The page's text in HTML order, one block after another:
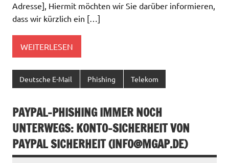
Adresse], Hiermit möchten wir Sie darüber informieren,
dass wir kürzlich ein […]
WEITERLESEN
Deutsche E-Mail Phishing Telekom
PAYPAL-PHISHING IMMER NOCH
UNTERWEGS: KONTO-SICHERHEIT VON
PAYPAL SICHERHEIT (INFO@MGAP.DE)